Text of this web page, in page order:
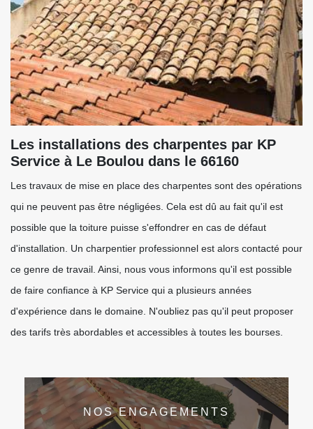
Les installations des charpentes par KP
Service à Le Boulou dans le 66160
Les travaux de mise en place des charpentes sont des opérations
qui ne peuvent pas être négligées. Cela est dû au fait qu'il est
possible que la toiture puisse s'effondrer en cas de défaut
d'installation. Un charpentier professionnel est alors contacté pour
ce genre de travail. Ainsi, nous vous informons qu'il est possible
de faire confiance à KP Service qui a plusieurs années
d'expérience dans le domaine. N'oubliez pas qu'il peut proposer
des tarifs très abordables et accessibles à toutes les bourses.
NOS ENGAGEMENTS